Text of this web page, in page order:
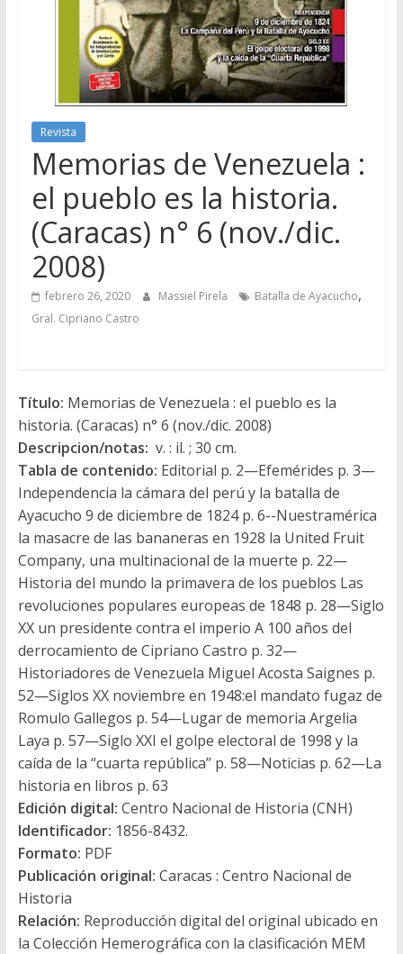
Revista
Memorias de Venezuela :
el pueblo es la historia.
(Caracas) n° 6 (nov./dic.
2008)
febrero 26, 2020 Massiel Pirela Batalla de Ayacucho,
Gral. Cipriano Castro
Título: Memorias de Venezuela : el pueblo es la
historia. (Caracas) n° 6 (nov./dic. 2008)
Descripcion/notas: v. : il. ; 30 cm.
Tabla de contenido: Editorial p. 2—Efemérides p. 3—
Independencia la cámara del perú y la batalla de
Ayacucho 9 de diciembre de 1824 p. 6--Nuestramérica
la masacre de las bananeras en 1928 la United Fruit
Company, una multinacional de la muerte p. 22—
Historia del mundo la primavera de los pueblos Las
revoluciones populares europeas de 1848 p. 28—Siglo
XX un presidente contra el imperio A 100 años del
derrocamiento de Cipriano Castro p. 32—
Historiadores de Venezuela Miguel Acosta Saignes p.
52—Siglos XX noviembre en 1948:el mandato fugaz de
Romulo Gallegos p. 54—Lugar de memoria Argelia
Laya p. 57—Siglo XXI el golpe electoral de 1998 y la
caída de la “cuarta república” p. 58—Noticias p. 62—La
historia en libros p. 63
Edición digital: Centro Nacional de Historia (CNH)
Identificador: 1856-8432.
Formato: PDF
Publicación original: Caracas : Centro Nacional de
Historia
Relación: Reproducción digital del original ubicado en
la Colección Hemerográfica con la clasificación MEM